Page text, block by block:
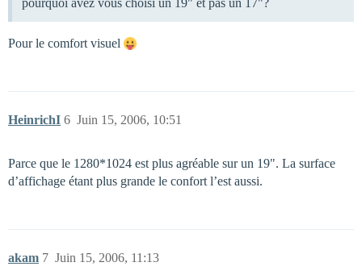
Pour le comfort visuel
HeinrichI Juin 15, 2006, 10:51
6
Parce que le 1280*1024 est plus agréable sur un 19". La surface
d’affichage étant plus grande le confort l’est aussi.
akam Juin 15, 2006, 11:13
7